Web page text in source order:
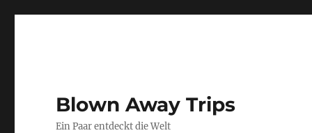
Blown Away Trips
Ein Paar entdeckt die Welt